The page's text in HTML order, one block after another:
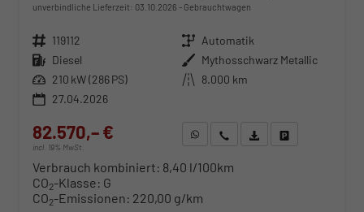
unverbindliche Lieferzeit: 03.10.2026 Gebrauchtwagen
Fahrzeugnr. 119112 Getriebe Automatik
Kraftstoff Diesel Außenfarbe Mythosschwarz Metallic
Leistung 210 kW (286 PS) Kilometerstand 8.000 km
27.04.2026
82.570,– €
incl. 19% MwSt.
WhatsApp anfragen
Wir rufen Sie anFahrzeugexposé (PDF)
Verbrauch kombiniert: 8,40 l/100km
CO2-Klasse: G
CO2-Emissionen: 220,00 g/km